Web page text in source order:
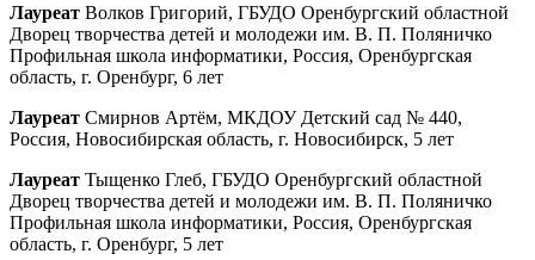
Лауреат Волков Григорий, ГБУДО Оренбургский областной
Дворец творчества детей и молодежи им. В. П. Поляничко
Профильная школа информатики, Россия, Оренбургская
область, г. Оренбург, 6 лет
Лауреат Смирнов Артём, МКДОУ Детский сад № 440,
Россия, Новосибирская область, г. Новосибирск, 5 лет
Лауреат Тыщенко Глеб, ГБУДО Оренбургский областной
Дворец творчества детей и молодежи им. В. П. Поляничко
Профильная школа информатики, Россия, Оренбургская
область, г. Оренбург, 5 лет